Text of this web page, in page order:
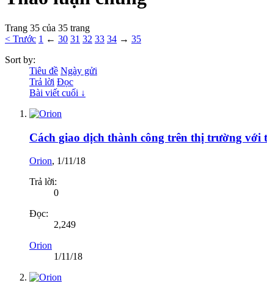
Trang 35 của 35 trang
< Trước 1 ← 30 31 32 33 34 → 35
Sort by:
Tiêu đề Ngày gửi
Trả lời Đọc
Bài viết cuối ↓
Cách giao dịch thành công trên thị trường với
Orion, 1/11/18
Trả lời:
0
Đọc:
2,249
Orion
1/11/18